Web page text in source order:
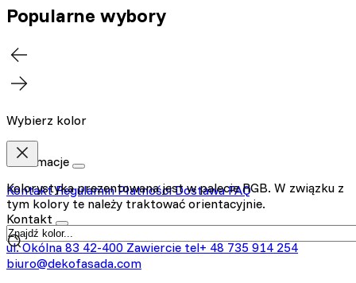
Popularne wybory
Wybierz kolor
Kolorystyka prezentowana jest w palecie RGB. W związku z
tym kolory te należy traktować orientacyjnie.
Informacje
KontaktRegulaminPłatnościDostawaFAQ
Kontakt
ul. Okólna 83 42-400 Zawiercie tel+ 48 735 914 254
biuro@dekofasada.com